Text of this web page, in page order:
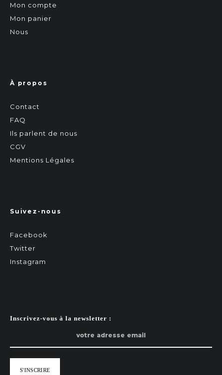
Mon compte
Mon panier
Nous
À propos
Contact
FAQ
Ils parlent de nous
CGV
Mentions Légales
Suivez-nous
Facebook
Twitter
Instagram
Inscrivez-vous à la newsletter :